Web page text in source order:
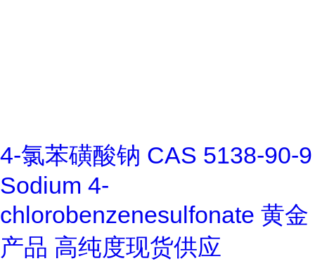
4-氯苯磺酸钠 CAS 5138-90-9
Sodium 4-
chlorobenzenesulfonate 黄金
产品 高纯度现货供应